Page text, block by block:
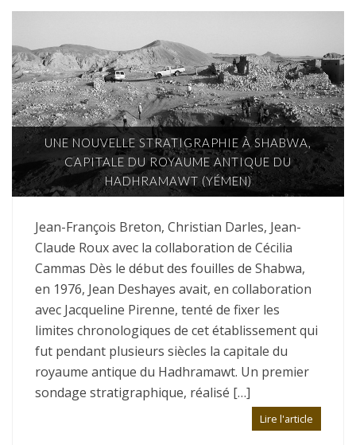
UNE NOUVELLE STRATIGRAPHIE À SHABWA,
CAPITALE DU ROYAUME ANTIQUE DU
HADHRAMAWT (YÉMEN)
Jean-François Breton, Christian Darles, Jean-
Claude Roux avec la collaboration de Cécilia
Cammas Dès le début des fouilles de Shabwa,
en 1976, Jean Deshayes avait, en collaboration
avec Jacqueline Pirenne, tenté de fixer les
limites chronologiques de cet établissement qui
fut pendant plusieurs siècles la capitale du
royaume antique du Hadhramawt. Un premier
sondage stratigraphique, réalisé […]
Lire l'article